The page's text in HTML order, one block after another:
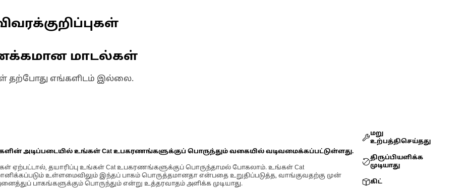
மாடல்கள்
தற்போது எங்களிடம் இல்லை.
அடிப்படையில் உங்கள் Cat உபகரணங்களுக்குப் பொருந்தும் வகையில் வடிவமைக்கப்பட்டுள்ளது.
ஏற்பட்டால், தயாரிப்பு உங்கள் Cat உபகரணங்களுக்குப் பொருந்தாமல் போகலாம். உங்கள் Cat
உள்ளமைவிலும் இந்தப் பாகம் பொருத்தமானதா என்பதை உறுதிப்படுத்த, வாங்குவதற்கு முன்
பாகங்களுக்கும் பொருந்தும் என்று உத்தரவாதம் அளிக்க முடியாது.
மறு
உற்பத்திசெய்தது
திருப்பியளிக்க
முடியாது
கிட்